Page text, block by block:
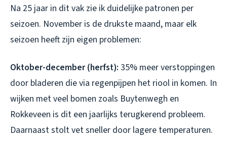
Na 25 jaar in dit vak zie ik duidelijke patronen per
seizoen. November is de drukste maand, maar elk
seizoen heeft zijn eigen problemen:
Oktober-december (herfst): 35% meer verstoppingen
door bladeren die via regenpijpen het riool in komen. In
wijken met veel bomen zoals Buytenwegh en
Rokkeveen is dit een jaarlijks terugkerend probleem.
Daarnaast stolt vet sneller door lagere temperaturen.